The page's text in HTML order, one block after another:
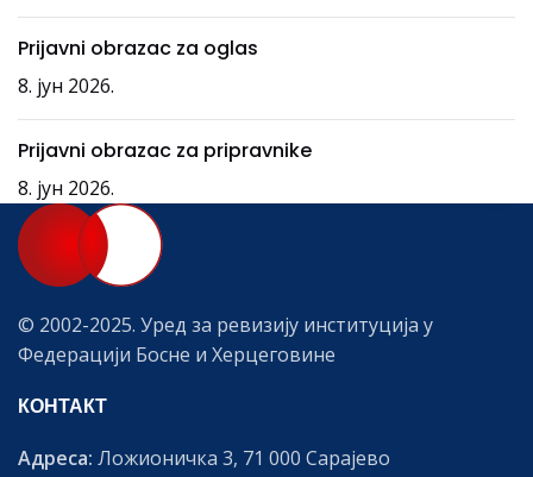
Prijavni obrazac za oglas
8. јун 2026.
Prijavni obrazac za pripravnike
8. јун 2026.
© 2002-2025. Уред за ревизију институција у
Федерацији Босне и Херцеговине
КОНТАКТ
Адреса: Ложионичка 3, 71 000 Сарајево